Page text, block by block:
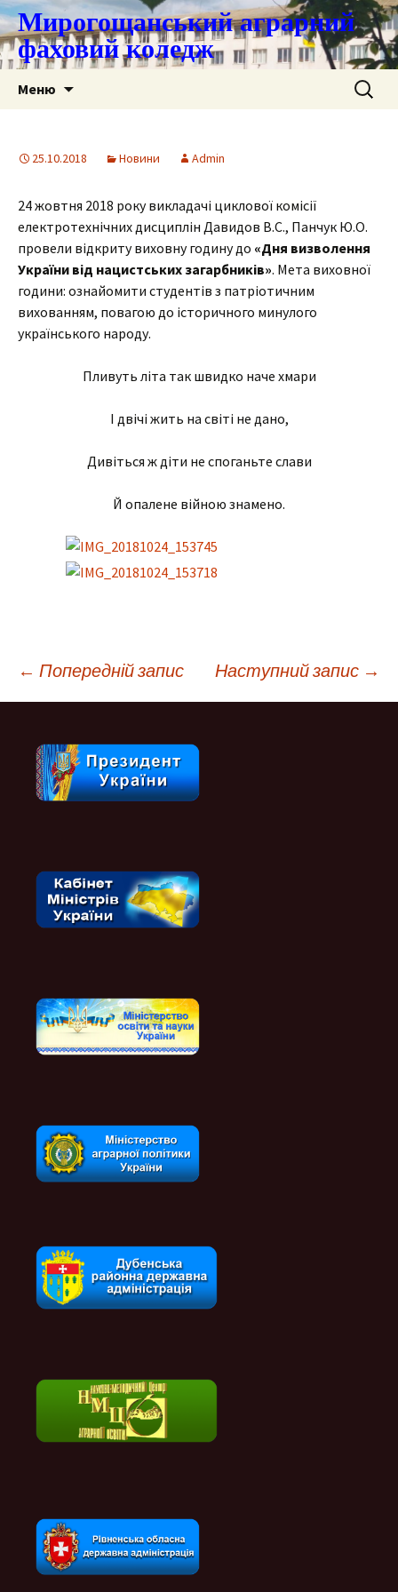
Мирогощанський аграрний
фаховий коледж
Меню Пошук:
25.10.2018 Новини Admin
24 жовтня 2018 року викладачі циклової комісії
електротехнічних дисциплін Давидов В.С., Панчук Ю.О.
провели відкриту виховну годину до «Дня визволення
України від нацистських загарбників». Мета виховної
години: ознайомити студентів з патріотичним
вихованням, повагою до історичного минулого
українського народу.
Пливуть літа так швидко наче хмари
І двічі жить на світі не дано,
Дивіться ж діти не споганьте слави
Й опалене війною знамено.
Навігація
по
запису
← Попередній запис Наступний запис →